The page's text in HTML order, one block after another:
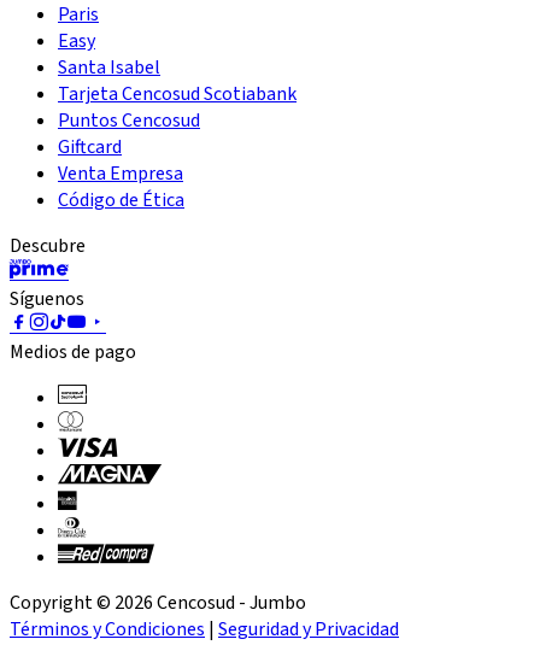
Paris
Easy
Santa Isabel
Tarjeta Cencosud Scotiabank
Puntos Cencosud
Giftcard
Venta Empresa
Código de Ética
Descubre
Síguenos
Medios de pago
Copyright © 2026 Cencosud - Jumbo
Términos y Condiciones |Seguridad y Privacidad